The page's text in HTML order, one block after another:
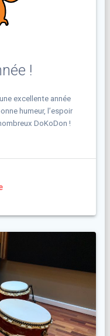
!
excellente année
humeur, l’espoir
DoKoDon !